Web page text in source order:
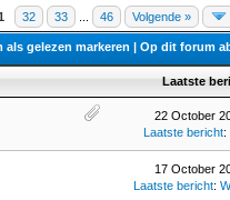
32 33 46 Volgende »
als gelezen markeren | Op dit forum
Laatste
22 October
Laatste bericht:
17 October
Laatste bericht: